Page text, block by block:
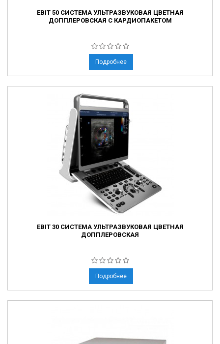
EBIT 50 СИСТЕМА УЛЬТРАЗВУКОВАЯ ЦВЕТНАЯ
ДОППЛЕРОВСКАЯ С КАРДИОПАКЕТОМ
Подробнее
EBIT 30 СИСТЕМА УЛЬТРАЗВУКОВАЯ ЦВЕТНАЯ
ДОППЛЕРОВСКАЯ
Подробнее